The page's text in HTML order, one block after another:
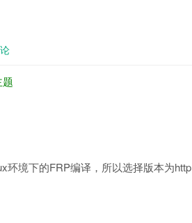
环境下的FRP编译，所以选择版本为http